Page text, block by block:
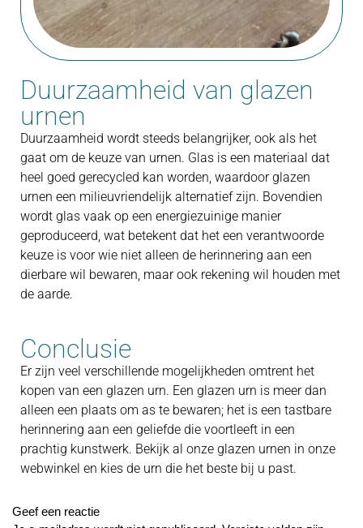
Duurzaamheid van glazen
urnen
Duurzaamheid wordt steeds belangrijker, ook als het
gaat om de keuze van urnen. Glas is een materiaal dat
heel goed gerecycled kan worden, waardoor glazen
urnen een milieuvriendelijk alternatief zijn. Bovendien
wordt glas vaak op een energiezuinige manier
geproduceerd, wat betekent dat het een verantwoorde
keuze is voor wie niet alleen de herinnering aan een
dierbare wil bewaren, maar ook rekening wil houden met
de aarde.
Conclusie
Er zijn veel verschillende mogelijkheden omtrent het
kopen van een glazen urn. Een glazen urn is meer dan
alleen een plaats om as te bewaren; het is een tastbare
herinnering aan een geliefde die voortleeft in een
prachtig kunstwerk. Bekijk al onze glazen urnen in onze
webwinkel en kies de urn die het beste bij u past.
Geef een reactie